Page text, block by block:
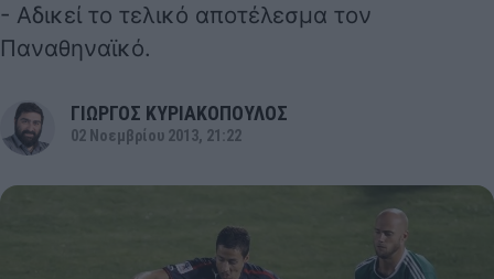
- Αδικεί το τελικό αποτέλεσμα τον
Παναθηναϊκό.
ΓΙΩΡΓΟΣ ΚΥΡΙΑΚΟΠΟΥΛΟΣ
02 Νοεμβρίου 2013, 21:22